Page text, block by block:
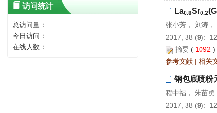
La0.8Sr0.2
张小芳， 刘涛
2017, 38 (9):
摘要 ( 1092
参考文献 | 相关
钢包底喷粉
程中福， 朱苗勇
2017, 38 (9):
访问统计
总访问量：
今日访问：
在线人数：